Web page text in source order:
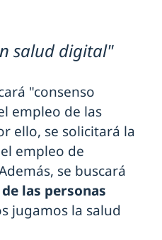
salud digital"
"consenso
empleo de las
ello, se solicitará la
empleo de
se buscará
las personas
jugamos la salud